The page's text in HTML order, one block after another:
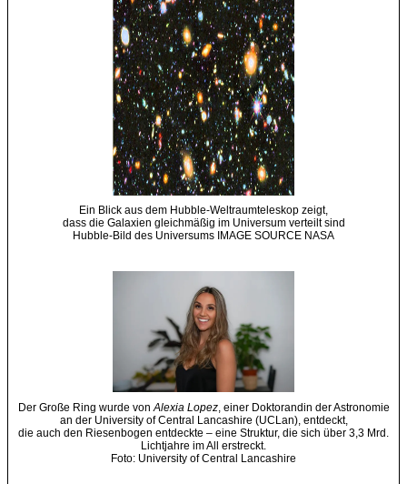
Ein Blick aus dem Hubble-Weltraumteleskop zeigt,
dass die Galaxien gleichmäßig im Universum verteilt sind
Hubble-Bild des Universums IMAGE SOURCE NASA
Der Große Ring wurde von Alexia Lopez, einer Doktorandin der Astronomie
an der University of Central Lancashire (UCLan), entdeckt,
die auch den Riesenbogen entdeckte – eine Struktur, die sich über 3,3 Mrd.
Lichtjahre im All erstreckt.
Foto: University of Central Lancashire